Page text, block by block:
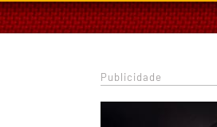
Publicidade